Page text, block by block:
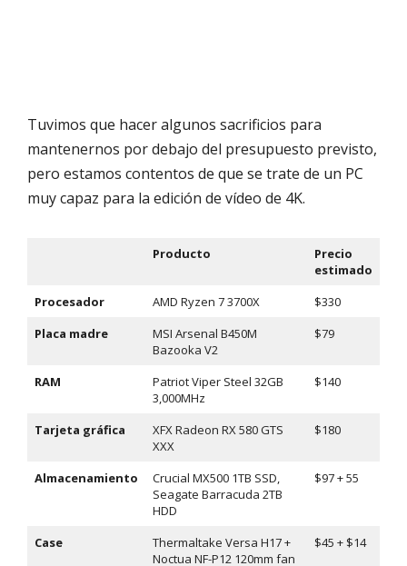
Tuvimos que hacer algunos sacrificios para
mantenernos por debajo del presupuesto previsto,
pero estamos contentos de que se trate de un PC
muy capaz para la edición de vídeo de 4K.
Producto
Precio
estimado
Procesador
AMD Ryzen 7 3700X
$330
Placa madre
MSI Arsenal B450M
Bazooka V2
$79
RAM
Patriot Viper Steel 32GB
3,000MHz
$140
Tarjeta gráfica
XFX Radeon RX 580 GTS
XXX
$180
Almacenamiento
Crucial MX500 1TB SSD,
Seagate Barracuda 2TB
HDD
$97 + 55
Case
Thermaltake Versa H17 +
Noctua NF-P12 120mm fan
$45 + $14